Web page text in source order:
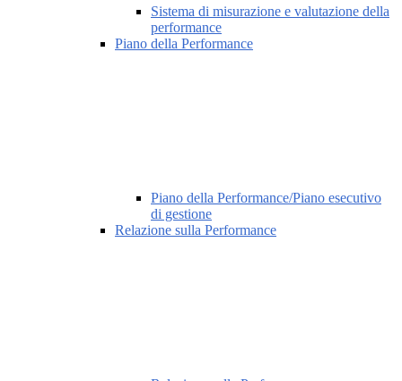
Sistema di misurazione e valutazione della
performance
Piano della Performance
Piano della Performance/Piano esecutivo
di gestione
Relazione sulla Performance